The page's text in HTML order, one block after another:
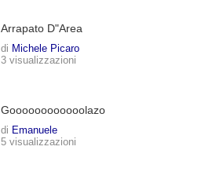
Arrapato D"area
di Michele Picaro
3 visualizzazioni
Goooooooooooolazo
di Emanuele
5 visualizzazioni